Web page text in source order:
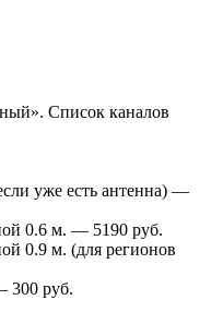
Список каналов
уже есть антенна) —
0.6 м. — 5190 руб.
0.9 м. (для регионов
300 руб.